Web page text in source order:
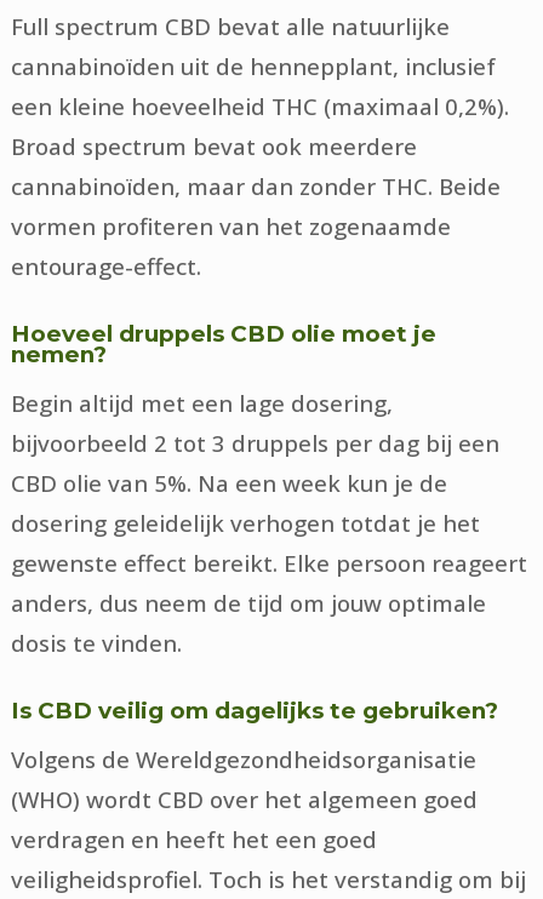
Full spectrum CBD bevat alle natuurlijke
cannabinoïden uit de hennepplant, inclusief
een kleine hoeveelheid THC (maximaal 0,2%).
Broad spectrum bevat ook meerdere
cannabinoïden, maar dan zonder THC. Beide
vormen profiteren van het zogenaamde
entourage-effect.
Hoeveel druppels CBD olie moet je
nemen?
Begin altijd met een lage dosering,
bijvoorbeeld 2 tot 3 druppels per dag bij een
CBD olie van 5%. Na een week kun je de
dosering geleidelijk verhogen totdat je het
gewenste effect bereikt. Elke persoon reageert
anders, dus neem de tijd om jouw optimale
dosis te vinden.
Is CBD veilig om dagelijks te gebruiken?
Volgens de Wereldgezondheidsorganisatie
(WHO) wordt CBD over het algemeen goed
verdragen en heeft het een goed
veiligheidsprofiel. Toch is het verstandig om bij